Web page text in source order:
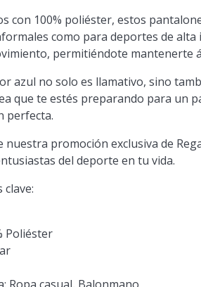
con 100% poliéster, estos
como para deportes de
permitiéndote mantenerte
azul no solo es llamativo, sino
que te estés preparando para un
perfecta.
nuestra promoción exclusiva de
del deporte en tu vida.
clave:
Poliéster